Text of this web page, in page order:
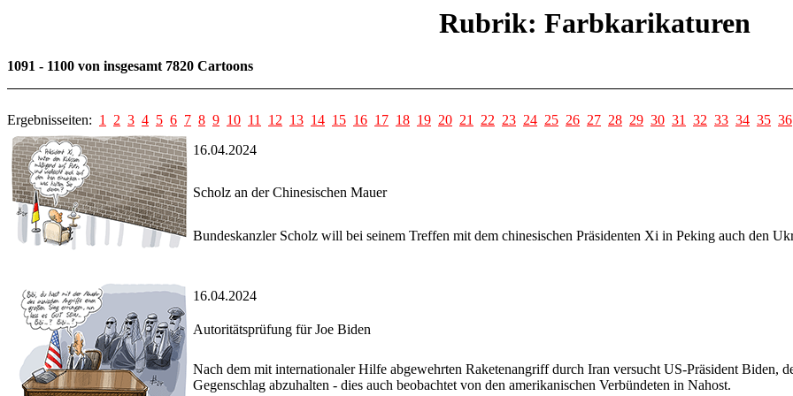
Rubrik: Farbkarikaturen
1091 - 1100 von insgesamt 7820 Cartoons
Ergebnisseiten: 1 2 3 4 5 6 7 8 9 10 11 12 13 14 15 16 17 18 19 20 21 22 23 24 25 26 27 28 29 30 31 32 33 34 35 36
16.04.2024
Scholz an der Chinesischen Mauer
Bundeskanzler Scholz will bei seinem Treffen mit dem chinesischen Präsidenten Xi in Peking auch den
16.04.2024
Autoritätsprüfung für Joe Biden
Nach dem mit internationaler Hilfe abgewehrten Raketenangriff durch Iran versucht US-Präsident Biden,
Gegenschlag abzuhalten - dies auch beobachtet von den amerikanischen Verbündeten in Nahost.